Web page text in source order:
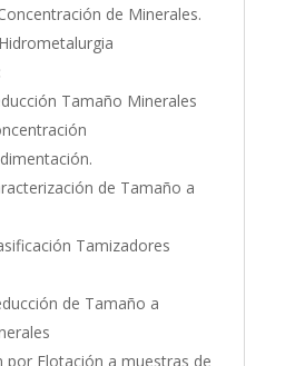
de Minerales.
Tamaño Minerales
de Tamaño a
Tamizadores
de Tamaño a
por Flotación a muestras de